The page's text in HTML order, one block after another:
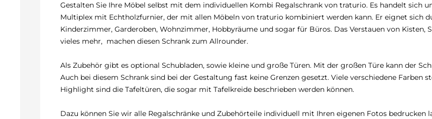
Gestalten Sie Ihre Möbel selbst mit dem individuellen Kombi Regalschrank von traturio. Es handelt sich
Multiplex mit Echtholzfurnier, der mit allen Möbeln von traturio kombiniert werden kann. Er eignet sich
Kinderzimmer, Garderoben, Wohnzimmer, Hobbyräume und sogar für Büros. Das Verstauen von Kisten,
vieles mehr, machen diesen Schrank zum Allrounder.
Als Zubehör gibt es optional Schubladen, sowie kleine und große Türen. Mit der großen Türe kann der
Auch bei diesem Schrank sind bei der Gestaltung fast keine Grenzen gesetzt. Viele verschiedene Farben
Highlight sind die Tafeltüren, die sogar mit Tafelkreide beschrieben werden können.
Dazu können Sie wir alle Regalschränke und Zubehörteile individuell mit Ihren eigenen Fotos bedrucken